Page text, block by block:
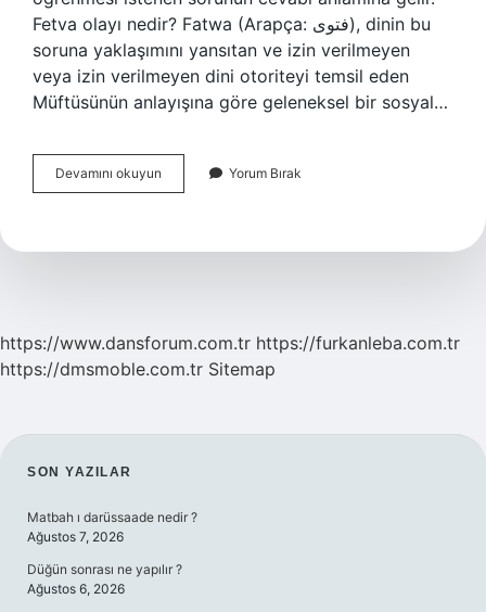
Fetva olayı nedir? Fatwa (Arapça: فتوى), dinin bu
soruna yaklaşımını yansıtan ve izin verilmeyen
veya izin verilmeyen dini otoriteyi temsil eden
Müftüsünün anlayışına göre geleneksel bir sosyal…
Devamını okuyun
In
Yorum Bırak
https://www.dansforum.com.tr https://furkanleba.com.tr
https://dmsmoble.com.tr Sitemap
SIDEBAR
SON YAZILAR
Matbah ı darüssaade nedir ?
Ağustos 7, 2026
Düğün sonrası ne yapılır ?
Ağustos 6, 2026